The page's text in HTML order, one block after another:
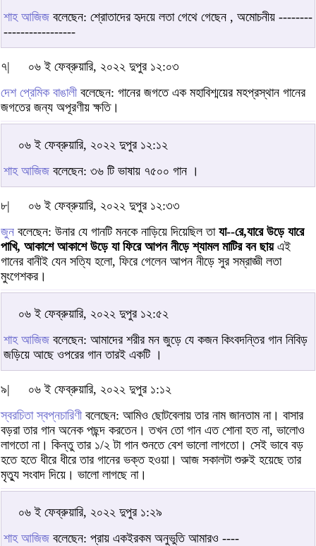
শাহ আজিজ বলেছেন: শ্রোতাদের হৃদয়ে লতা গেথে গেছেন , অমোচনীয় --------
-----------------
৭|
০৬ ই ফেব্রুয়ারি, ২০২২ দুপুর ১২:০৩
দেশ প্রেমিক বাঙালীবলেছেন: গানের জগতে এক মহাবিশ্ময়ের মহপ্রস্থান গানের
জগতের জন্য অপূরণীয় ক্ষতি।
০৬ ই ফেব্রুয়ারি, ২০২২ দুপুর ১২:১২
শাহ আজিজ বলেছেন: ৩৬ টি ভাষায় ৭৫০০ গান ।
৮|
০৬ ই ফেব্রুয়ারি, ২০২২ দুপুর ১২:৩৩
জুন বলেছেন: উনার যে গানটি মনকে নাড়িয়ে দিয়েছিল তা যা--রে,যারে উড়ে যারে
পাখি, আকাশে আকাশে উড়ে যা ফিরে আপন নীড়ে শ্যামল মাটির বন ছায়এই
গানের বানীই যেন সত্যি হলো, ফিরে গেলেন আপন নীড়ে সুর সম্রাজ্ঞী লতা
মুংগেশকর।
০৬ ই ফেব্রুয়ারি, ২০২২ দুপুর ১২:৫২
শাহ আজিজ বলেছেন: আমাদের শরীর মন জুড়ে যে কজন কিংবদন্তির গান নিবিড়
জড়িয়ে আছে ওপরের গান তারই একটি ।
৯|
০৬ ই ফেব্রুয়ারি, ২০২২ দুপুর ১:১২
স্বরচিতা স্বপ্নচারিণীবলেছেন: আমিও ছোটবেলায় তার নাম জানতাম না। বাসার
বড়রা তার গান অনেক পছন্দ করতেন। তখন তো গান এত শোনা হত না, ভালোও
লাগতো না। কিন্তু তার ১/২ টা গান শুনতে বেশ ভালো লাগতো। সেই ভাবে বড়
হতে হতে ধীরে ধীরে তার গানের ভক্ত হওয়া। আজ সকালটা শুরুই হয়েছে তার
মৃত্যু সংবাদ দিয়ে। ভালো লাগছে না।
০৬ ই ফেব্রুয়ারি, ২০২২ দুপুর ১:২৯
শাহ আজিজ বলেছেন: প্রায় একইরকম অনুভুতি আমারও ----